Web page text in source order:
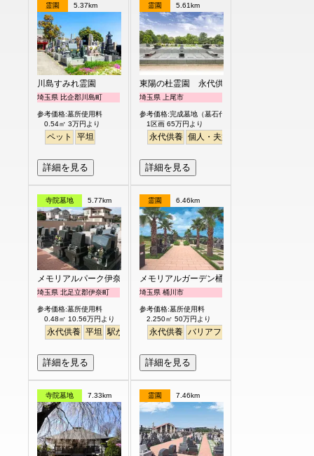
霊園 5.37km
川島すみれ霊園
埼玉県 比企郡川島町
参考価格:墓所使用料
0.54㎡ 3万円より
ペット 平坦
詳細を見る
霊園 5.61km
東陽の杜霊園 永代供養付墓【沙羅－SARA
埼玉県 上尾市
参考価格:完成墓地（墓石代含）永代供養付き夫婦タイ
1区画 65万円より
永代供養 個人・夫婦
詳細を見る
寺院墓地 5.77km
メモリアルパーク伊奈
埼玉県 北足立郡伊奈町
参考価格:墓所使用料
0.48㎡ 10.56万円より
永代供養 平坦 駅から徒歩 バリアフリー
詳細を見る
霊園 6.46km
メモリアルガーデン桶川霊園
埼玉県 桶川市
参考価格:墓所使用料
2.250㎡ 50万円より
永代供養 バリアフリー
詳細を見る
寺院墓地 7.33km 霊園 7.46km